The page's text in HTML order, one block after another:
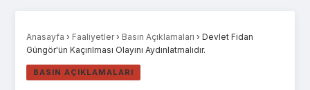
Anasayfa › Faaliyetler › Basın Açıklamaları › Devlet Fidan
Güngör'ün Kaçırılması Olayını Aydınlatmalıdır.
BASIN AÇIKLAMALARI